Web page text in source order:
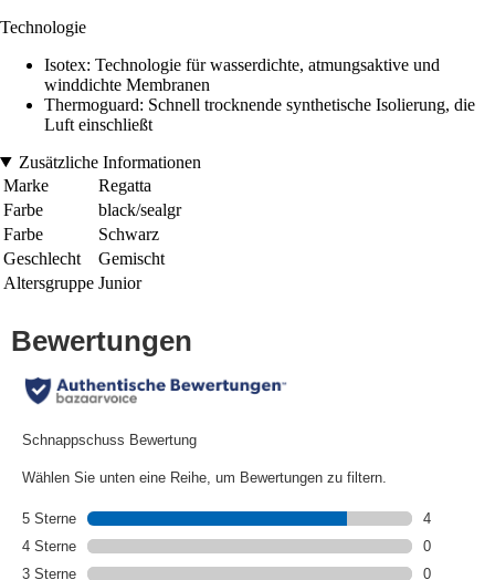
Technologie
Isotex: Technologie für wasserdichte, atmungsaktive und
winddichte Membranen
Thermoguard: Schnell trocknende synthetische Isolierung, die
Luft einschließt
Zusätzliche Informationen
Marke
Regatta
Farbe
black/sealgr
Farbe
Schwarz
Geschlecht
Gemischt
Altersgruppe Junior